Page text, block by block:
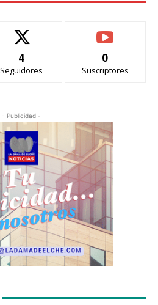
4
Seguidores
0
Suscriptores
- Publicidad -